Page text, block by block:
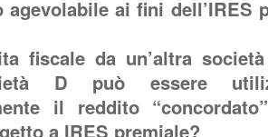
agevolabile ai fini dell’IRES
fiscale da un’altra
D può essere
il reddito
a IRES premiale?